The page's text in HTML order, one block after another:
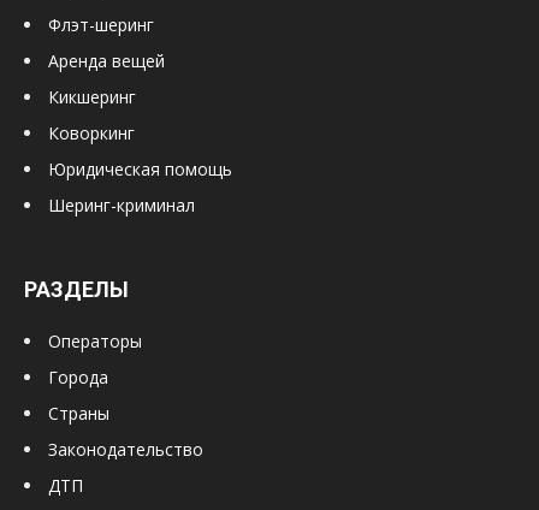
Флэт-шеринг
Аренда вещей
Кикшеринг
Коворкинг
Юридическая помощь
Шеринг-криминал
РАЗДЕЛЫ
Операторы
Города
Страны
Законодательство
ДТП